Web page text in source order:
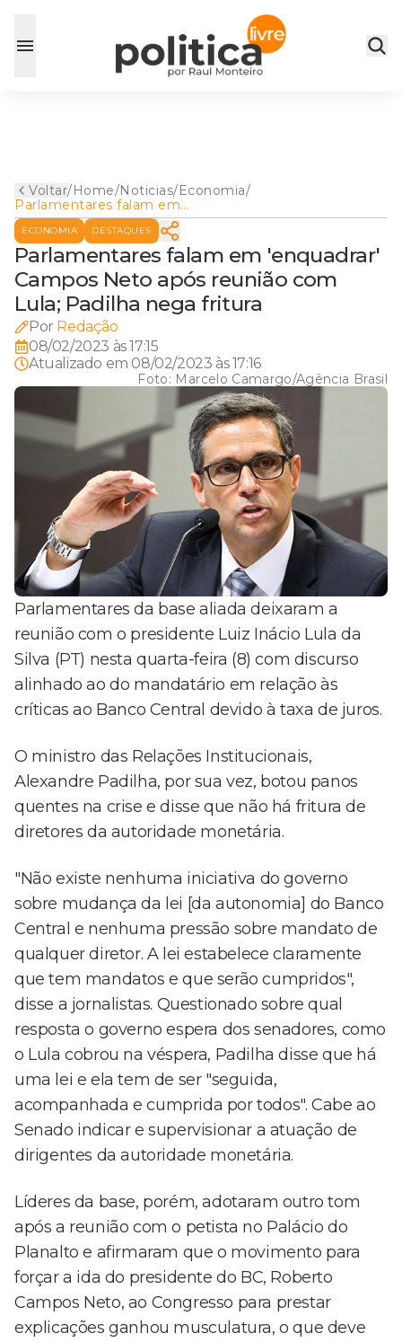
Voltar/Home/Noticias/Economia/
Parlamentares falam em
'enquadrar' Campos Neto
após reunião com Lula;
Padilha nega fritura
ECONOMIA DESTAQUES
Parlamentares falam em 'enquadrar'
Campos Neto após reunião com
Lula; Padilha nega fritura
Por Redação
08/02/2023 às 17:15
Atualizado em 08/02/2023 às 17:16
Foto: Marcelo Camargo/Agência Brasil
Parlamentares da base aliada deixaram a
reunião com o presidente Luiz Inácio Lula da
Silva (PT) nesta quarta-feira (8) com discurso
alinhado ao do mandatário em relação às
críticas ao Banco Central devido à taxa de juros.
O ministro das Relações Institucionais,
Alexandre Padilha, por sua vez, botou panos
quentes na crise e disse que não há fritura de
diretores da autoridade monetária.
"Não existe nenhuma iniciativa do governo
sobre mudança da lei [da autonomia] do Banco
Central e nenhuma pressão sobre mandato de
qualquer diretor. A lei estabelece claramente
que tem mandatos e que serão cumpridos",
disse a jornalistas. Questionado sobre qual
resposta o governo espera dos senadores, como
o Lula cobrou na véspera, Padilha disse que há
uma lei e ela tem de ser "seguida,
acompanhada e cumprida por todos". Cabe ao
Senado indicar e supervisionar a atuação de
dirigentes da autoridade monetária.
Líderes da base, porém, adotaram outro tom
após a reunião com o petista no Palácio do
Planalto e afirmaram que o movimento para
forçar a ida do presidente do BC, Roberto
Campos Neto, ao Congresso para prestar
explicações ganhou musculatura, o que deve